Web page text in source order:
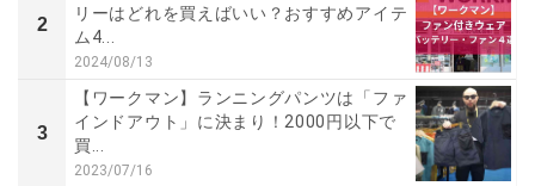
2
リーはどれを買えばいい？おすすめアイテ
ム4...
2024/08/13
3
【ワークマン】ランニングパンツは「ファ
インドアウト」に決まり！2000円以下で
買...
2023/07/16